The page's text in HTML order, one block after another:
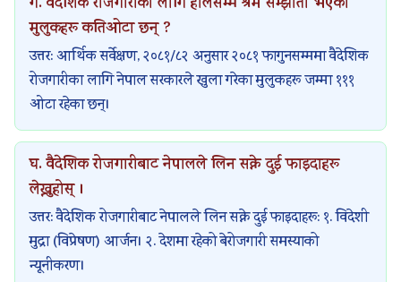
मुलुकहरू कतिओटा छन् ?
उत्तर: आर्थिक सर्वेक्षण, २०८१/८२ अनुसार २०८१ फागुनसम्ममा वैदेशिक
रोजगारीका लागि नेपाल सरकारले खुला गरेका मुलुकहरू जम्मा १११
ओटा रहेका छन्।
घ. वैदेशिक रोजगारीबाट नेपालले लिन सक्ने दुई फाइदाहरू
लेख्नुहोस् ।
उत्तर: वैदेशिक रोजगारीबाट नेपालले लिन सक्ने दुई फाइदाहरू: १. विदेशी
मुद्रा (विप्रेषण) आर्जन। २. देशमा रहेको बेरोजगारी समस्याको
न्यूनीकरण।